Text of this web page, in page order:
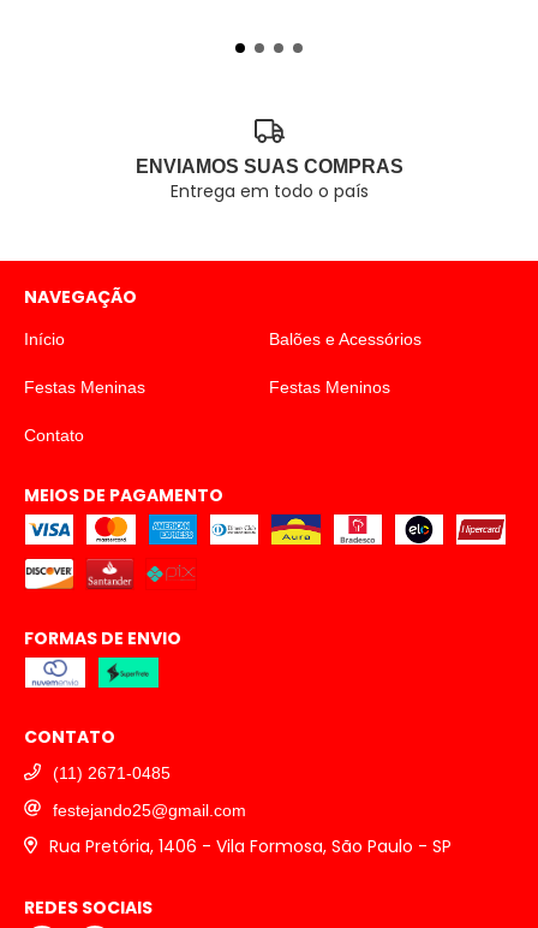
ENVIAMOS SUAS COMPRAS
Entrega em todo o país
NAVEGAÇÃO
Início Balões e Acessórios
Festas Meninas Festas Meninos
Contato
MEIOS DE PAGAMENTO
FORMAS DE ENVIO
CONTATO
(11) 2671-0485
festejando25@gmail.com
Rua Pretória, 1406 - Vila Formosa, São Paulo - SP
REDES SOCIAIS